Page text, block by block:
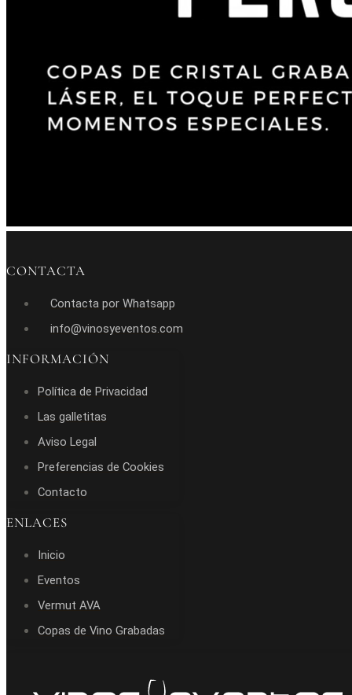
CONTACTA
Contacta por Whatsapp
info@vinosyeventos.com
INFORMACIÓN
Política de Privacidad
Las galletitas
Aviso Legal
Preferencias de Cookies
Contacto
ENLACES
Inicio
Eventos
Vermut AVA
Copas de Vino Grabadas